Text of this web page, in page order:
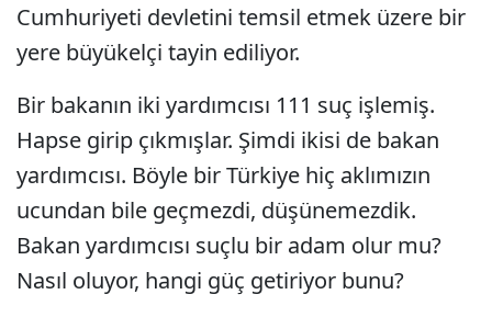
Cumhuriyeti devletini temsil etmek üzere bir
yere büyükelçi tayin ediliyor.
Bir bakanın iki yardımcısı 111 suç işlemiş.
Hapse girip çıkmışlar. Şimdi ikisi de bakan
yardımcısı. Böyle bir Türkiye hiç aklımızın
ucundan bile geçmezdi, düşünemezdik.
Bakan yardımcısı suçlu bir adam olur mu?
Nasıl oluyor, hangi güç getiriyor bunu?